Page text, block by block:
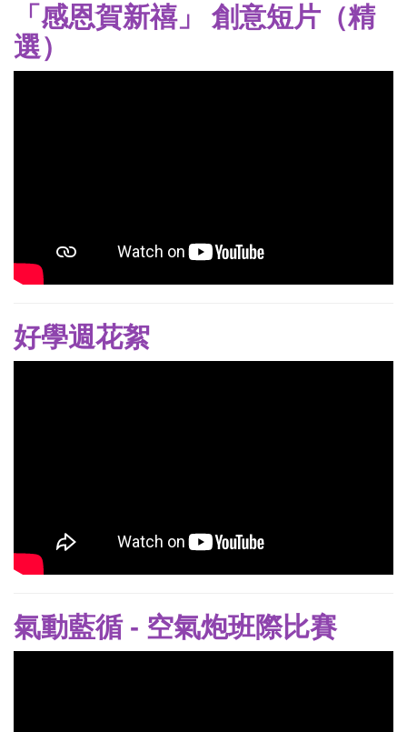
「感恩賀新禧」 創意短片（精
選）
好學週花絮
氣動藍循 - 空氣炮班際比賽